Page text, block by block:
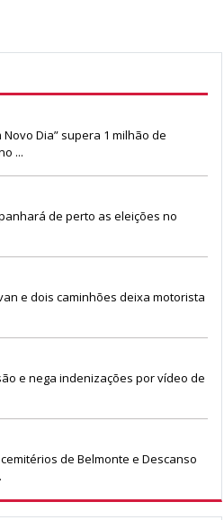
Novo Dia” supera 1 milhão de
...
de perto as eleições no
e dois caminhões deixa motorista
e nega indenizações por vídeo de
de Belmonte e Descanso